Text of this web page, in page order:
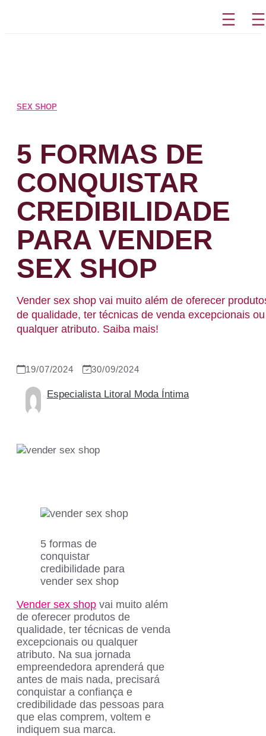
SEX SHOP
5 FORMAS DE
CONQUISTAR
CREDIBILIDADE
PARA VENDER
SEX SHOP
Vender sex shop vai muito além de oferecer
de qualidade, ter técnicas de venda excepcionais ou
qualquer atributo. Saiba mais!
19/07/2024 30/09/2024
Especialista Litoral Moda Íntima
5 formas de
conquistar
credibilidade para
vender sex shop
Vender sex shop vai muito além
de oferecer produtos de
qualidade, ter técnicas de venda
excepcionais ou qualquer
atributo. Na sua jornada
empreendedora aprenderá que
antes de mais nada, precisará
conquistar a confiança e
credibilidade das pessoas para
que elas comprem, voltem e
indiquem sua marca.